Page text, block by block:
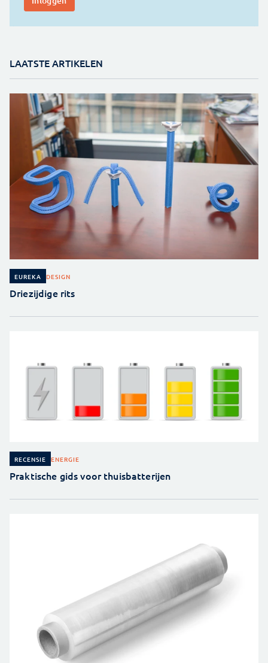
LAATSTE ARTIKELEN
EUREKA DESIGN
Driezijdige rits
RECENSIE ENERGIE
Praktische gids voor thuisbatterijen